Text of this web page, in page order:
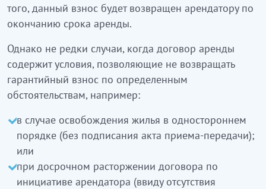
того, данный взнос будет возвращен арендатору по
окончанию срока аренды.
Однако не редки случаи, когда договор аренды
содержит условия, позволяющие не возвращать
гарантийный взнос по определенным
обстоятельствам, например:
в случае освобождения жилья в одностороннем
порядке (без подписания акта приема-передачи);
или
при досрочном расторжении договора по
инициативе арендатора (ввиду отсутствия